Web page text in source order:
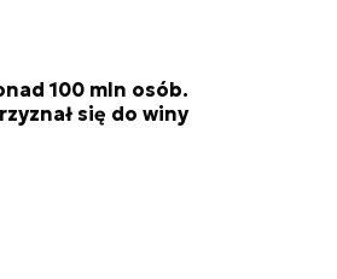
100 mln osób.
się do winy